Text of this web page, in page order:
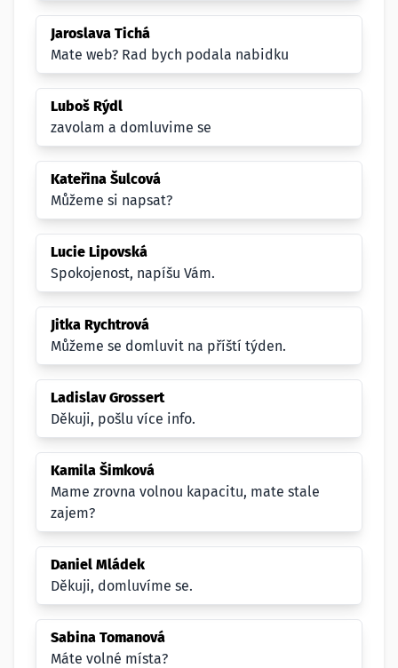
Jaroslava Tichá
Mate web? Rad bych podala nabidku
Luboš Rýdl
zavolam a domluvime se
Kateřina Šulcová
Můžeme si napsat?
Lucie Lipovská
Spokojenost, napíšu Vám.
Jitka Rychtrová
Můžeme se domluvit na příští týden.
Ladislav Grossert
Děkuji, pošlu více info.
Kamila Šimková
Mame zrovna volnou kapacitu, mate stale
zajem?
Daniel Mládek
Děkuji, domluvíme se.
Sabina Tomanová
Máte volné místa?